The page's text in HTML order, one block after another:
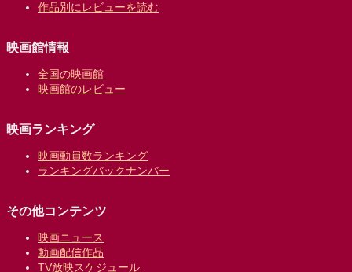
作品別にレビューを読む
映画館情報
全国の映画館
映画館のレビュー
映画ランキング
映画動員数ランキング
ランキングバックナンバー
その他コンテンツ
映画ニュース
動画配信作品
TV放映スケジュール